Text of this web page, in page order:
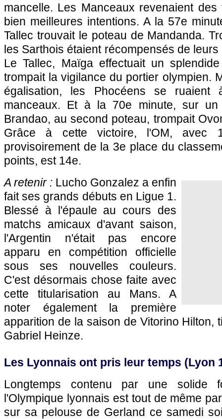
mancelle. Les Manceaux revenaient
bien meilleures intentions. A la 57e
Tallec trouvait le poteau de Mandanda.
les Sarthois étaient récompensés de
Le Tallec, Maïga effectuait un
trompait la vigilance du portier olympien.
égalisation, les Phocéens se ruaient
manceaux. Et à la 70e minute, sur
Brandao, au second poteau, trompait
Grâce à cette victoire, l'OM, avec
provisoirement de la 3e place du
points, est 14e.
A retenir : Lucho Gonzalez a enfin
fait ses grands débuts en Ligue 1.
Blessé à l'épaule au cours des
matchs amicaux d'avant saison,
l'Argentin n'était pas encore
apparu en compétition officielle
sous ses nouvelles couleurs.
C'est désormais chose faite avec
cette titularisation au Mans. A
noter également la première
apparition de la saison de Vitorino Hilton,
Gabriel Heinze.
Les Lyonnais ont pris leur temps (Lyon
Longtemps contenu par une solide
l'Olympique lyonnais est tout de même
sur sa pelouse de Gerland ce samedi